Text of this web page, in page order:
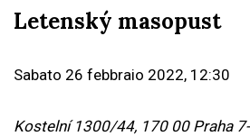
Letenský masopust
Sabato 26 febbraio 2022, 12:30
Kostelní 1300/44, 170 00 Praha